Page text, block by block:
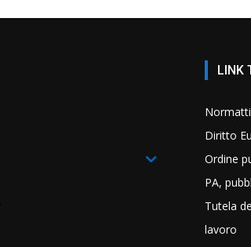
LINK
Diritto
Ordine
PA,
Tutela
lavoro